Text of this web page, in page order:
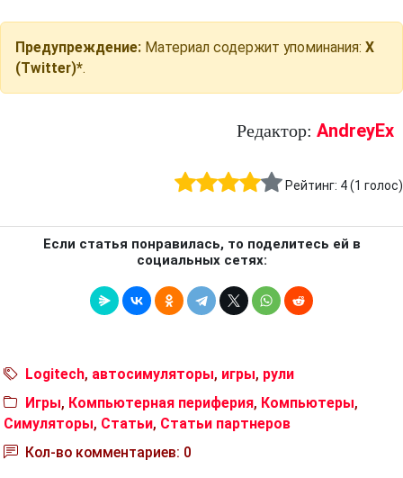
Предупреждение: Материал содержит упоминания: X
(Twitter)*.
Редактор: AndreyEx
Рейтинг: 4(1 голос)
Если статья понравилась, то поделитесь ей в
социальных сетях:
Logitech, автосимуляторы, игры, рули
Игры, Компьютерная периферия, Компьютеры,
Симуляторы, Статьи, Статьи партнеров
Кол-во комментариев: 0